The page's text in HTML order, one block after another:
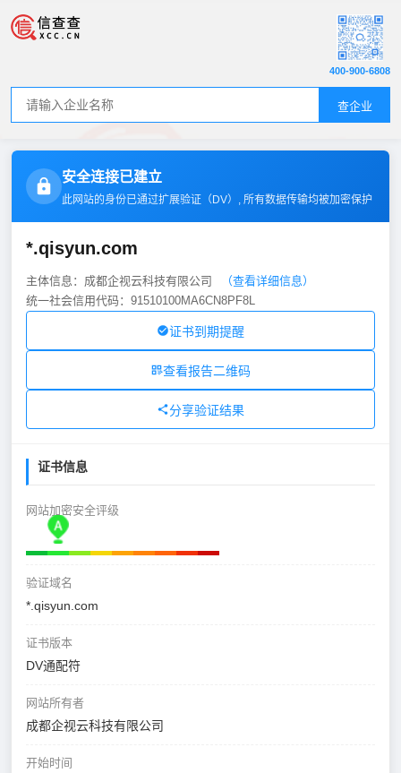
查企业
400-900-6808
安全连接已建立
此网站的身份已通过扩展验证（DV）, 所有数据传输均被加密保护
*.qisyun.com
主体信息：成都企视云科技有限公司
（查看详细信息）
统一社会信用代码：91510100MA6CN8PF8L
证书到期提醒
查看报告二维码
分享验证结果
证书信息
网站加密安全评级
验证域名
*.qisyun.com
证书版本
DV通配符
网站所有者
成都企视云科技有限公司
开始时间